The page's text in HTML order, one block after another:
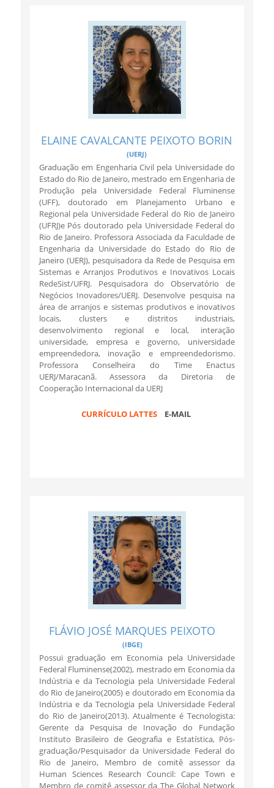
ELAINE CAVALCANTE PEIXOTO BORIN
(UERJ)
Graduação em Engenharia Civil pela Universidade do
Estado do Rio de Janeiro, mestrado em Engenharia de
Produção pela Universidade Federal Fluminense
(UFF), doutorado em Planejamento Urbano e
Regional pela Universidade Federal do Rio de Janeiro
(UFRJ)e Pós doutorado pela Universidade Federal do
Rio de Janeiro. Professora Associada da Faculdade de
Engenharia da Universidade do Estado do Rio de
Janeiro (UERJ), pesquisadora da Rede de Pesquisa em
Sistemas e Arranjos Produtivos e Inovativos Locais
RedeSist/UFRJ. Pesquisadora do Observatório de
Negócios Inovadores/UERJ. Desenvolve pesquisa na
área de arranjos e sistemas produtivos e inovativos
locais, clusters e distritos industriais,
desenvolvimento regional e local, interação
universidade, empresa e governo, universidade
empreendedora, inovação e empreendedorismo.
Professora Conselheira do Time Enactus
UERJ/Maracanã. Assessora da Diretoria de
Cooperação Internacional da UERJ
CURRÍCULO LATTESE-MAIL
FLÁVIO JOSÉ MARQUES PEIXOTO
(IBGE)
Possui graduação em Economia pela Universidade
Federal Fluminense(2002), mestrado em Economia da
Indústria e da Tecnologia pela Universidade Federal
do Rio de Janeiro(2005) e doutorado em Economia da
Indústria e da Tecnologia pela Universidade Federal
do Rio de Janeiro(2013). Atualmente é Tecnologista:
Gerente da Pesquisa de Inovação do Fundação
Instituto Brasileiro de Geografia e Estatística, Pós-
graduação/Pesquisador da Universidade Federal do
Rio de Janeiro, Membro de comitê assessor da
Human Sciences Research Council: Cape Town e
Membro de comitê assessor da The Global Network